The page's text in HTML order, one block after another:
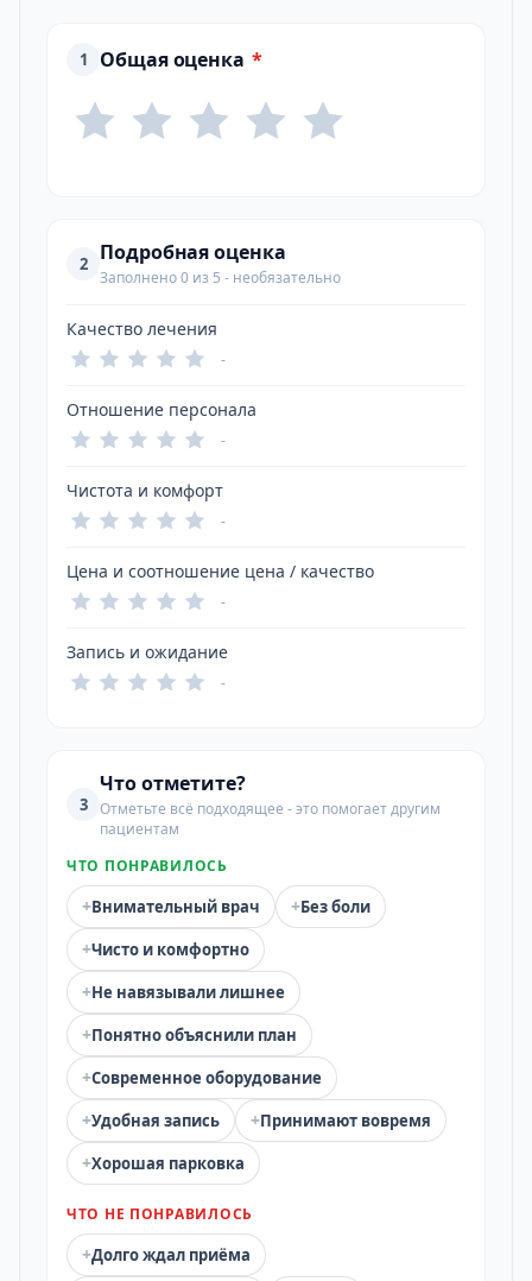
1 Общая оценка *
2 Подробная оценка
Заполнено 0 из 5 - необязательно
Качество лечения
-
Отношение персонала
-
Чистота и комфорт
-
Цена и соотношение цена / качество
-
Запись и ожидание
-
3
Что отметите?
Отметьте всё подходящее - это помогает другим
пациентам
ЧТО ПОНРАВИЛОСЬ
+Внимательный врач +Без боли
+Чисто и комфортно
+Не навязывали лишнее
+Понятно объяснили план
+Современное оборудование
+Удобная запись +Принимают вовремя
+Хорошая парковка
ЧТО НЕ ПОНРАВИЛОСЬ
+Долго ждал приёма